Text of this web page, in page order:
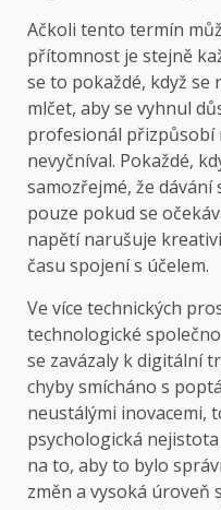
Ačkoli tento termín
přítomnost je stejně
se to pokaždé, když se
mlčet, aby se vyhnul
profesionál přizpůsobí
nevyčníval. Pokaždé,
samozřejmé, že
pouze pokud se
napětí narušuje
času spojení s účelem.
Ve více technických
technologické
se zavázaly k digitální
chyby smícháno s
neustálými inovacemi,
psychologická
na to, aby to bylo
změn a vysoká úroveň